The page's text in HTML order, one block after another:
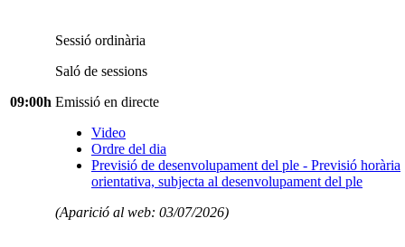
09:00h
Sessió ordinària
Saló de sessions
Emissió en directe
Video
Ordre del dia
Previsió de desenvolupament del ple - Previsió horària
orientativa, subjecta al desenvolupament del ple
(Aparició al web: 03/07/2026)